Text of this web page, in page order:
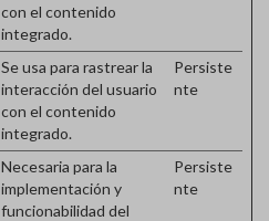
con el contenido
integrado.
Se usa para rastrear la
interacción del usuario
con el contenido
integrado.
Persiste
nte
Necesaria para la
implementación y
funcionabilidad del
Persiste
nte